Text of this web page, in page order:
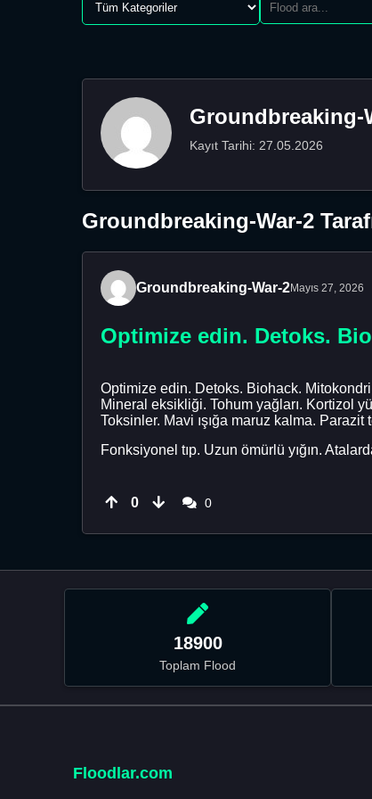
Groundbreaking-
Kayıt Tarihi: 27.05.2026
Groundbreaking-War-2
Groundbreaking-War-2Mayıs 27, 2026
Optimize edin. Detoks.
Optimize edin. Detoks. Biohack.
Mineral eksikliği. Tohum yağları. Kortizol
Toksinler. Mavi ışığa maruz kalma. Parazit
Fonksiyonel tıp. Uzun ömürlü yığın.
0 0
18900
Toplam Flood
Floodlar.com